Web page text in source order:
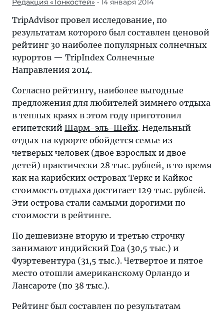
Редакция «Тонкостей» • 14 января 2014
TripAdvisor провел исследование, по
результатам которого был составлен ценовой
рейтинг 30 наиболее популярных солнечных
курортов — TripIndex Солнечные
Направления 2014.
Согласно рейтингу, наиболее выгодные
предложения для любителей зимнего отдыха
в теплых краях в этом году приготовил
египетский Шарм-эль-Шейх. Недельный
отдых на курорте обойдется семье из
четверых человек (двое взрослых и двое
детей) практически 28 тыс. рублей, в то время
как на карибских островах Теркс и Кайкос
стоимость отдыха достигает 129 тыс. рублей.
Эти острова стали самыми дорогими по
стоимости в рейтинге.
По дешевизне вторую и третью строчку
занимают индийский Гоа (30,5 тыс.) и
Фуэртевентура (31,5 тыс.). Четвертое и пятое
место отошли американскому Орландо и
Лансароте (по 38 тыс.).
Рейтинг был составлен по результатам